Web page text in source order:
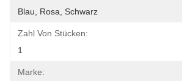
Blau, Rosa, Schwarz
Zahl Von Stücken:
1
Marke: